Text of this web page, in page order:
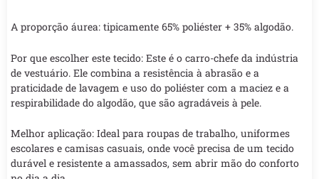
A proporção áurea: tipicamente 65% poliéster + 35% algodão.
Por que escolher este tecido: Este é o carro-chefe da indústria
de vestuário. Ele combina a resistência à abrasão e a
praticidade de lavagem e uso do poliéster com a maciez e a
respirabilidade do algodão, que são agradáveis à pele.
Melhor aplicação: Ideal para roupas de trabalho, uniformes
escolares e camisas casuais, onde você precisa de um tecido
durável e resistente a amassados, sem abrir mão do conforto